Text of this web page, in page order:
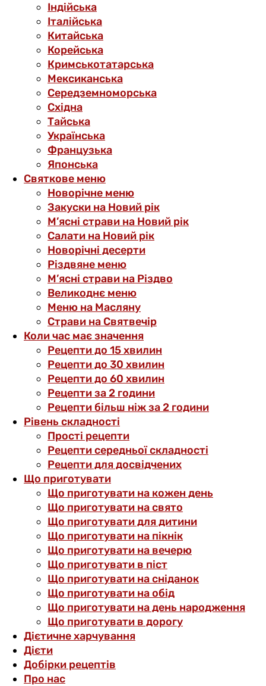
Індійська
Італійська
Китайська
Корейська
Кримськотатарська
Мексиканська
Середземноморська
Східна
Тайська
Українська
Французька
Японська
Святкове меню
Новорічне меню
Закуски на Новий рік
М’ясні страви на Новий рік
Салати на Новий рік
Новорічні десерти
Різдвяне меню
М’ясні страви на Різдво
Великоднє меню
Меню на Масляну
Страви на Святвечір
Коли час має значення
Рецепти до 15 хвилин
Рецепти до 30 хвилин
Рецепти до 60 хвилин
Рецепти за 2 години
Рецепти більш ніж за 2 години
Рівень складності
Прості рецепти
Рецепти середньої складності
Рецепти для досвідчених
Що приготувати
Що приготувати на кожен день
Що приготувати на свято
Що приготувати для дитини
Що приготувати на пікнік
Що приготувати на вечерю
Що приготувати в піст
Що приготувати на сніданок
Що приготувати на обід
Що приготувати на день народження
Що приготувати в дорогу
Дієтичне харчування
Дієти
Добірки рецептів
Про нас